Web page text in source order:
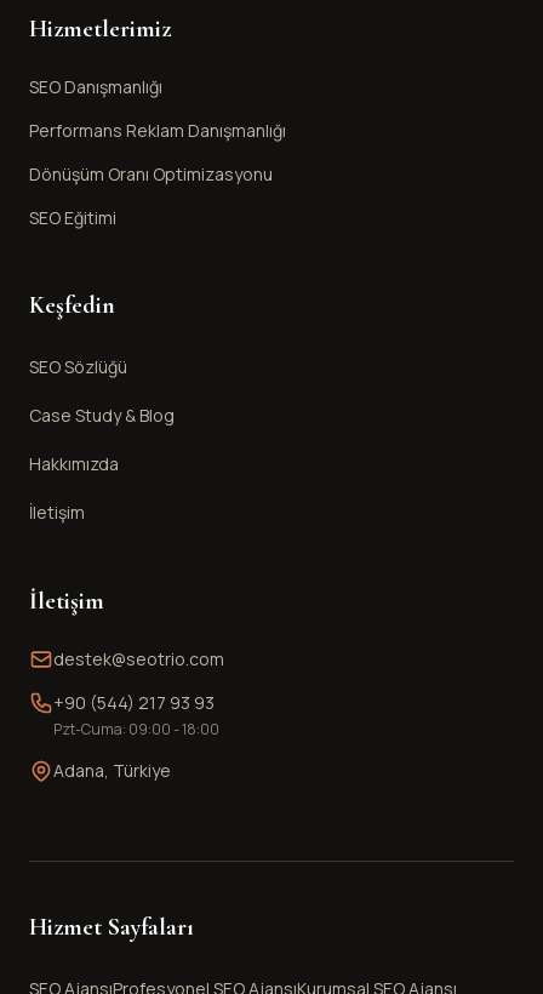
Hizmetlerimiz
SEO Danışmanlığı
Performans Reklam Danışmanlığı
Dönüşüm Oranı Optimizasyonu
SEO Eğitimi
Keşfedin
SEO Sözlüğü
Case Study & Blog
Hakkımızda
İletişim
İletişim
destek@seotrio.com
+90 (544) 217 93 93
Pzt-Cuma: 09:00 - 18:00
Adana, Türkiye
Hizmet Sayfaları
SEO AjansıProfesyonel SEO AjansıKurumsal SEO Ajansı